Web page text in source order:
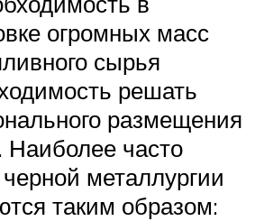
огромных масс
сырья
решать
размещения
Наиболее часто
металлургии
таким образом: